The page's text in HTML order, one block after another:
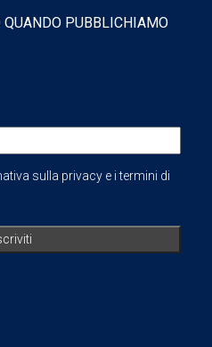
PUBBLICHIAMO
sulla privacy e i termini di